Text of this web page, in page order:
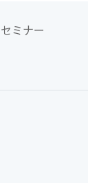
セミナー